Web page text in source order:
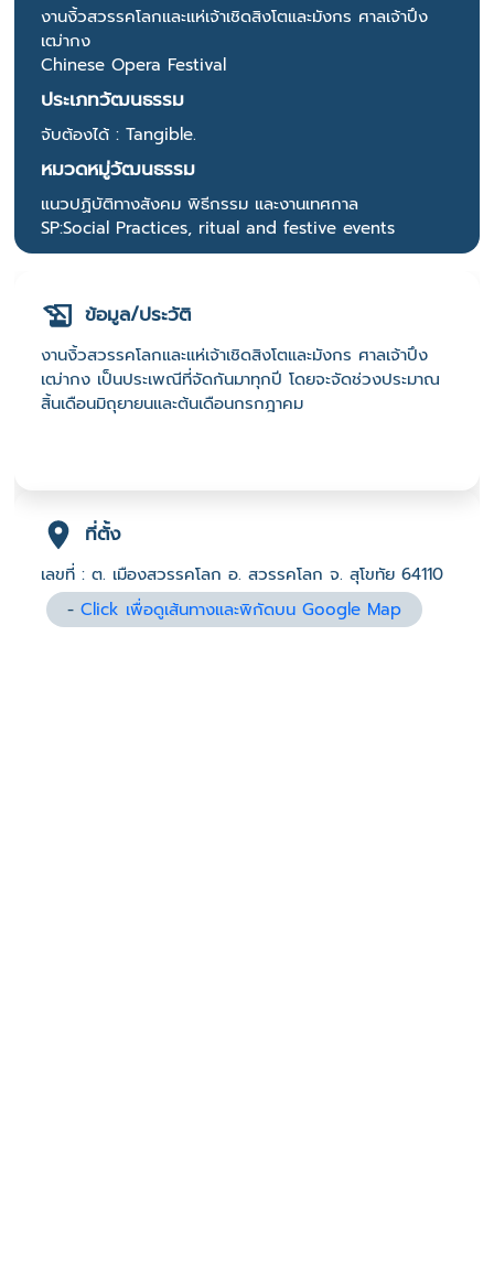
งานงิ้วสวรรคโลกและแห่เจ้าเชิดสิงโตและมังกร ศาลเจ้าปึง
เฒ่ากง
Chinese Opera Festival
ประเภทวัฒนธรรม
จับต้องได้ : Tangible.
หมวดหมู่วัฒนธรรม
แนวปฏิบัติทางสังคม พิธีกรรม และงานเทศกาล
SP:Social Practices, ritual and festive events
ข้อมูล/ประวัติ
งานงิ้วสวรรคโลกและแห่เจ้าเชิดสิงโตและมังกร ศาลเจ้าปึง
เฒ่ากง เป็นประเพณีที่จัดกันมาทุกปี โดยจะจัดช่วงประมาณ
สิ้นเดือนมิถุยายนและต้นเดือนกรกฎาคม
ที่ตั้ง
เลขที่ : ต. เมืองสวรรคโลก อ. สวรรคโลก จ. สุโขทัย 64110
-Click เพื่อดูเส้นทางและพิกัดบน Google Map